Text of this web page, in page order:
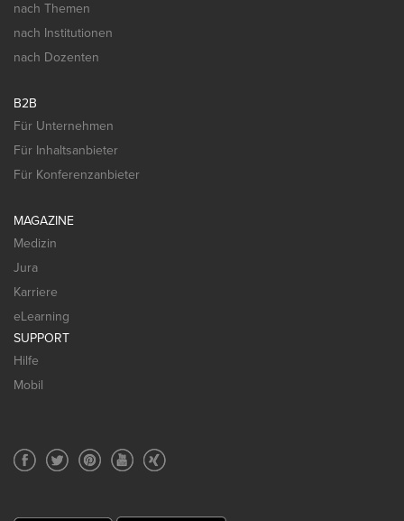
nach Themen
nach Institutionen
nach Dozenten
B2B
Für Unternehmen
Für Inhaltsanbieter
Für Konferenzanbieter
MAGAZINE
Medizin
Jura
Karriere
eLearning
SUPPORT
Hilfe
Mobil